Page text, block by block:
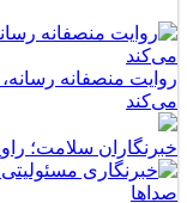
روایت منصفانه
می‌کند
خبرنگاران سلامت؛